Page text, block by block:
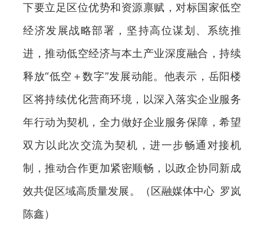
下要立足区位优势和资源禀赋，对标国家低空
经济发展战略部署，坚持高位谋划、系统推
进，推动低空经济与本土产业深度融合，持续
释放“低空＋数字”发展动能。他表示，岳阳楼
区将持续优化营商环境，以深入落实企业服务
年行动为契机，全力做好企业服务保障，希望
双方以此次交流为契机，进一步畅通对接机
制，推动合作更加紧密顺畅，以政企协同新成
效共促区域高质量发展。（区融媒体中心 罗岚
陈鑫）